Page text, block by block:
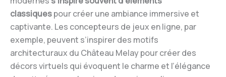
classiquespour créer une ambiance immersive et
captivante. Les concepteurs de jeux en ligne, par
exemple, peuvent s’inspirer des motifs
architecturaux du Château Melay pour créer des
décors virtuels qui évoquent le charme et l’élégance